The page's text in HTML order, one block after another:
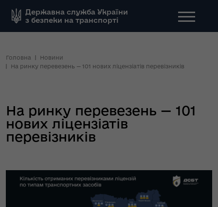
Державна служба України
з безпеки на транспорті
Головна
Новини
На ринку перевезень — 101 нових ліцензіатів перевізників
На ринку перевезень — 101
нових ліцензіатів
перевізників